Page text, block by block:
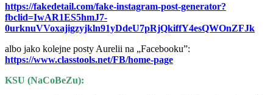
https://fakedetail.com/fake-instagram-post-generator?
fbclid=IwAR1ES5hmJ7-
0urknuVVoxajigzyjkln91yDdeU7pRjQkiffY4esQWOnZFJk
albo jako kolejne posty Aurelii na „Facebooku”:
https://www.classtools.net/FB/home-page
KSU (NaCoBeZu):